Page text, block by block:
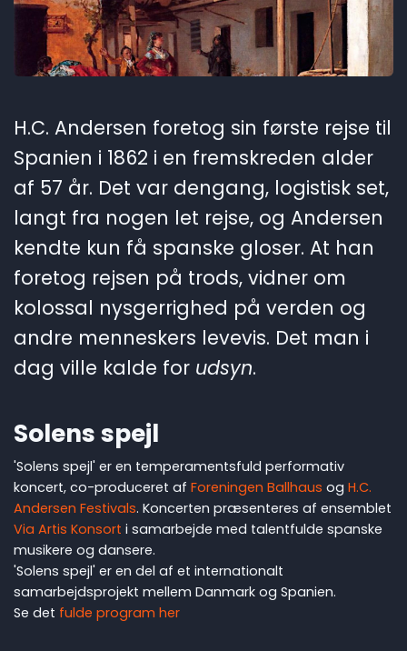
H.C. Andersen foretog sin første rejse til
Spanien i 1862 i en fremskreden alder
af 57 år. Det var dengang, logistisk set,
langt fra nogen let rejse, og Andersen
kendte kun få spanske gloser. At han
foretog rejsen på trods, vidner om
kolossal nysgerrighed på verden og
andre menneskers levevis. Det man i
dag ville kalde for udsyn.
Solens spejl
'Solens spejl' er en temperamentsfuld performativ
koncert, co-produceret af Foreningen Ballhaus og H.C.
Andersen Festivals. Koncerten præsenteres af ensemblet
Via Artis Konsort i samarbejde med talentfulde spanske
musikere og dansere.
'Solens spejl' er en del af et internationalt
samarbejdsprojekt mellem Danmark og Spanien.
Se det fulde program her